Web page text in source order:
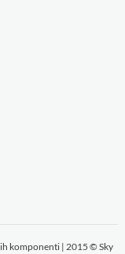
komponenti | 2015 © Sky